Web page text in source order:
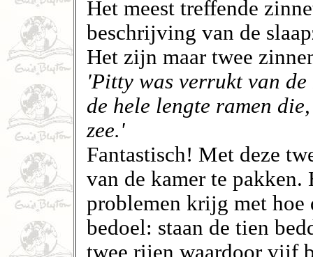
Het meest treffende
beschrijving van de
Het zijn maar twee
'Pitty was verrukt van
de hele lengte ramen
zee.'
Fantastisch! Met deze
van de kamer te
problemen krijg met
bedoel: staan de tien
twee rijen waardoor vijf